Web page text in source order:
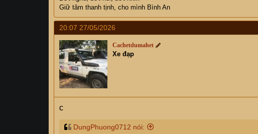
Giữ tâm thanh tịnh, cho mình Bình An
20:07 27/05/2026
Cachetdumahet
Xe đạp
c
DungPhuong0712 nói: